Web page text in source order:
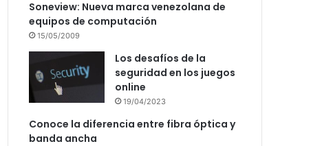
Soneview: Nueva marca venezolana de
equipos de computación
15/05/2009
Los desafíos de la
seguridad en los juegos
online
19/04/2023
Conoce la diferencia entre fibra óptica y
banda ancha